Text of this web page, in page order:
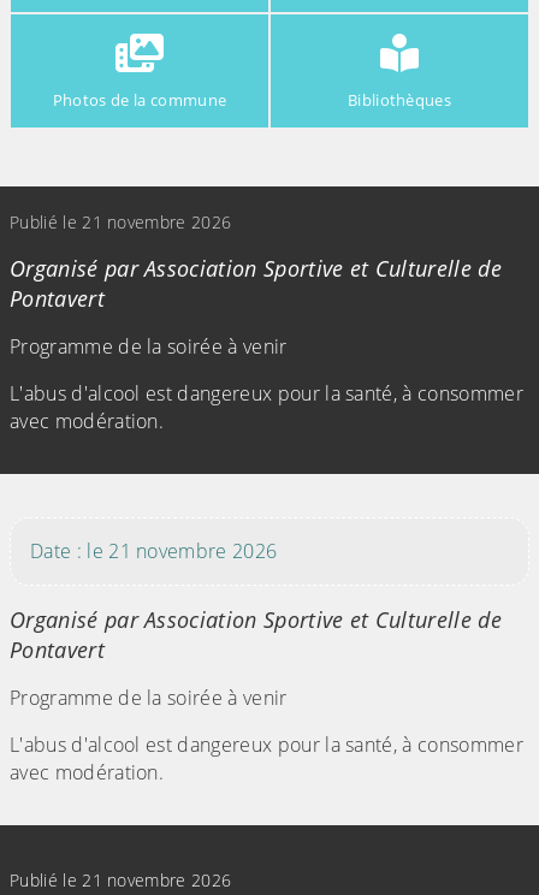
Photos de la commune Bibliothèques
Publié le 21 novembre 2026
Organisé par Association Sportive et Culturelle de
Pontavert
Programme de la soirée à venir
L'abus d'alcool est dangereux pour la santé, à consommer
avec modération.
Date : le 21 novembre 2026
Organisé par Association Sportive et Culturelle de
Pontavert
Programme de la soirée à venir
L'abus d'alcool est dangereux pour la santé, à consommer
avec modération.
Publié le 21 novembre 2026